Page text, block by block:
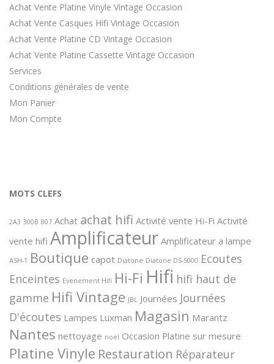
Achat Vente Platine Vinyle Vintage Occasion
Achat Vente Casques Hifi Vintage Occasion
Achat Vente Platine CD Vintage Occasion
Achat Vente Platine Cassette Vintage Occasion
Services
Conditions générales de vente
Mon Panier
Mon Compte
MOTS CLEFS
2A3 300B 807 Achat achat hifi Activité vente Hi-Fi Activité
vente hifi Amplificateur Amplificateur a lampe
ASH-1 Boutique capot Diatone Diatone DS-5000 Ecoutes
Enceintes Evenement Hifi Hi-Fi Hifi hifi haut de
gamme Hifi Vintage JBL Journées Journées
D'écoutes Lampes Luxman Magasin Marantz
Nantes nettoyage noël Occasion Platine sur mesure
Platine Vinyle Restauration Réparateur